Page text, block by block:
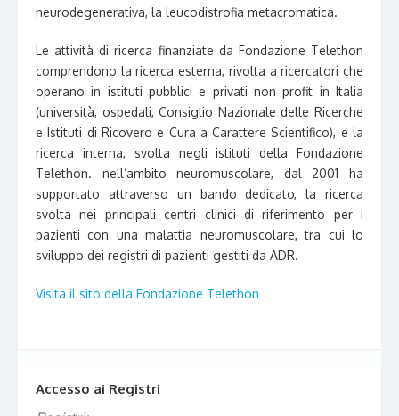
neurodegenerativa, la leucodistrofia metacromatica.
Le attività di ricerca finanziate da Fondazione Telethon
comprendono la ricerca esterna, rivolta a ricercatori che
operano in istituti pubblici e privati non profit in Italia
(università, ospedali, Consiglio Nazionale delle Ricerche
e Istituti di Ricovero e Cura a Carattere Scientifico), e la
ricerca interna, svolta negli istituti della Fondazione
Telethon. nell’ambito neuromuscolare, dal 2001 ha
supportato attraverso un bando dedicato, la ricerca
svolta nei principali centri clinici di riferimento per i
pazienti con una malattia neuromuscolare, tra cui lo
sviluppo dei registri di pazienti gestiti da ADR.
Visita il sito della Fondazione Telethon
Accesso ai Registri